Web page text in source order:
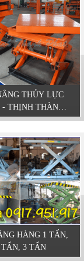
THỦY LỰC
- THỊNH THÀNH
PHÁT
HÀNG 1 TẤN,
TẤN, 3 TẤN